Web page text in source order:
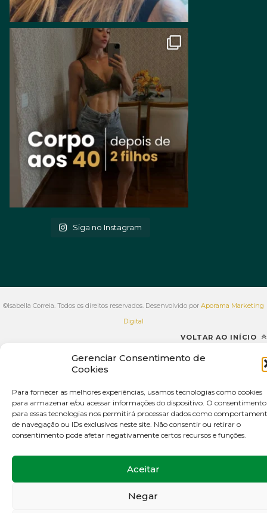
Gerenciar Consentimento de
Cookies
Para fornecer as melhores experiências, usamos tecnologias como cookies
para armazenar e/ou acessar informações do dispositivo. O consentimento
para essas tecnologias nos permitirá processar dados como
de navegação ou IDs exclusivos neste site. Não consentir ou retirar o
consentimento pode afetar negativamente certos recursos e funções.
Aceitar
Negar
Siga no Instagram
©Isabella Correia. Todos os direitos reservados. Desenvolvido por Aporama Marketing
Digital
VOLTAR AO INÍCIO